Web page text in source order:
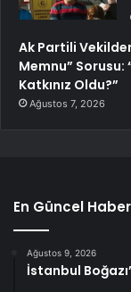
Ak Partili
Memnu” Sorusu:
Katkınız Oldu?”
Ağustos 7, 2026
En Güncel
Ağustos 9, 2026
İstanbul